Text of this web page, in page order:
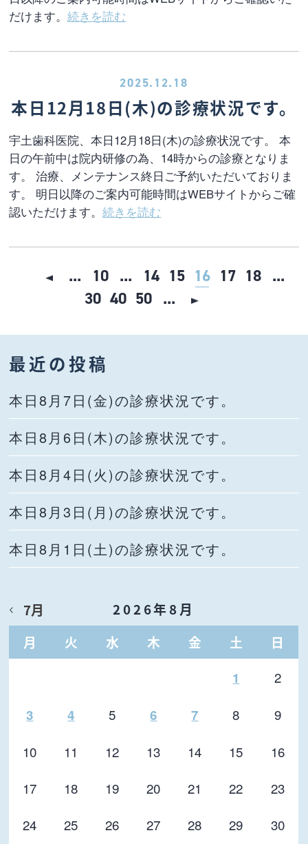
だけます。続きを読む
2025.12.18
本日12月18日(木)の診療状況です。
宇土歯科医院、本日12月18日(木)の診療状況です。 本
日の午前中は院内研修の為、14時からの診療となりま
す。 治療、メンテナンス終日ご予約いただいておりま
す。 明日以降のご案内可能時間はWEBサイトからご確
認いただけます。続きを読む
... 10 ... 14 15 16 17 18 ...
30 40 50 ...
最近の投稿
本日8月7日(金)の診療状況です。
本日8月6日(木)の診療状況です。
本日8月4日(火)の診療状況です。
本日8月3日(月)の診療状況です。
本日8月1日(土)の診療状況です。
2026年8月
月
火 水 木 金 土 日
7月
1 2
3 4 5 6 7 8
9
10
11 12 13 14 15
16
17
18 19 20 21 22
23
24
25 26 27 28 29
30